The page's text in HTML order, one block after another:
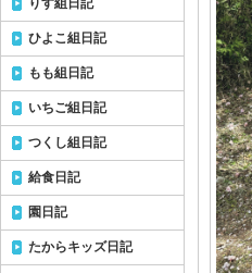
りす組日記
ひよこ組日記
もも組日記
いちご組日記
つくし組日記
給食日記
園日記
たからキッズ日記